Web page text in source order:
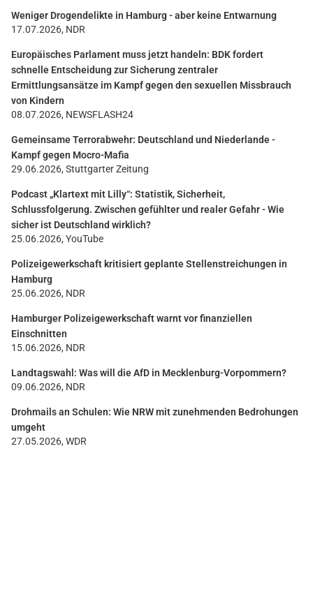
Weniger Drogendelikte in Hamburg - aber keine Entwarnung
17.07.2026, NDR
Europäisches Parlament muss jetzt handeln: BDK fordert
schnelle Entscheidung zur Sicherung zentraler
Ermittlungsansätze im Kampf gegen den sexuellen Missbrauch
von Kindern
08.07.2026, NEWSFLASH24
Gemeinsame Terrorabwehr: Deutschland und Niederlande -
Kampf gegen Mocro-Mafia
29.06.2026, Stuttgarter Zeitung
Podcast „Klartext mit Lilly“: Statistik, Sicherheit,
Schlussfolgerung. Zwischen gefühlter und realer Gefahr - Wie
sicher ist Deutschland wirklich?
25.06.2026, YouTube
Polizeigewerkschaft kritisiert geplante Stellenstreichungen in
Hamburg
25.06.2026, NDR
Hamburger Polizeigewerkschaft warnt vor finanziellen
Einschnitten
15.06.2026, NDR
Landtagswahl: Was will die AfD in Mecklenburg-Vorpommern?
09.06.2026, NDR
Drohmails an Schulen: Wie NRW mit zunehmenden Bedrohungen
umgeht
27.05.2026, WDR